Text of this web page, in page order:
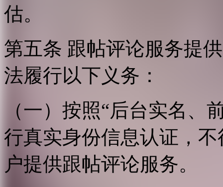
估。
第五条 跟帖评论服务提
法履行以下义务：
（一）按照“后台实名、
行真实身份信息认证，
户提供跟帖评论服务。